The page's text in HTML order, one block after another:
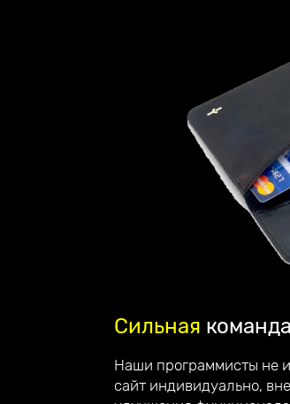
вас
Сильная
Наши программисты не
сайт индивидуально,